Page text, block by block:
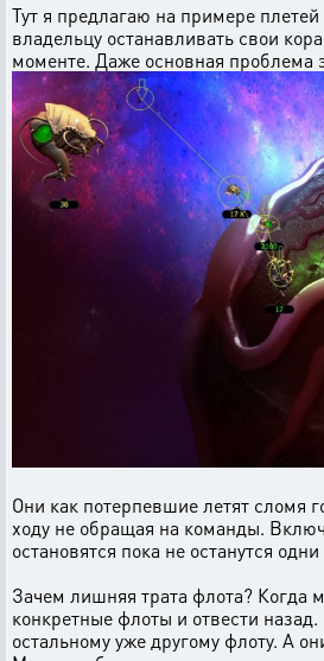
Тут я предлагаю на примере плетей
владельцу останавливать свои
моменте. Даже основная проблема
Они как потерпевшие летят сломя
ходу не обращая на команды.
остановятся пока не останутся
Зачем лишняя трата флота? Когда
конкретные флоты и отвести
остальному уже другому флоту. А